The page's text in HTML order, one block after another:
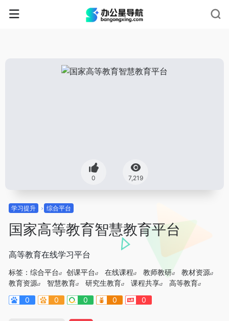
0 7,219
学习提升 综合平台
国家高等教育智慧教育平台
高等教育在线学习平台
标签： 综合平台 创课平台 在线课程 教师教研
教材资源
教育资源
智慧教育 研究生教育 课程共享
高等教育
0
0 0 0 0